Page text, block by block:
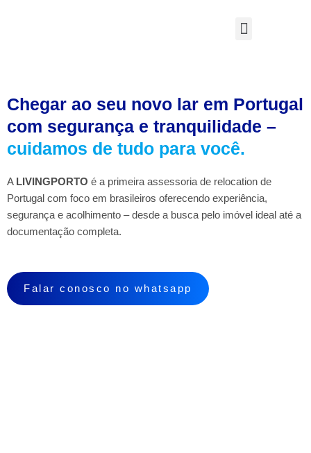
Menu
​Chegar ao seu novo lar em Portugal
com segurança e tranquilidade –
cuidamos de tudo para você.
A LIVINGPORTO é a primeira assessoria de relocation de
Portugal com foco em brasileiros oferecendo experiência,
segurança e acolhimento – desde a busca pelo imóvel ideal até a
documentação completa.
Falar conosco no whatsapp